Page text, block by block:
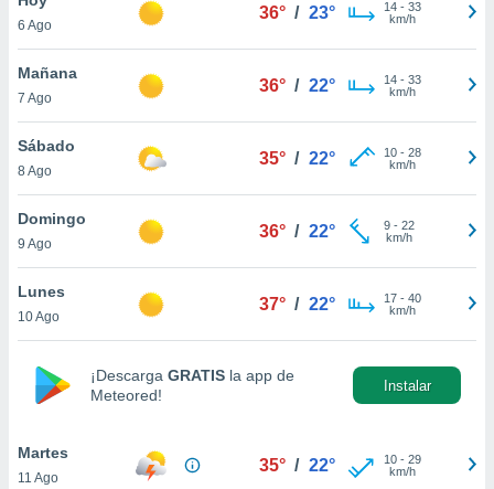
y
en
más
de
cookies
aceptar
6 Ago
36° / 23° 14- 33
km/h
Mañana
7 Ago
36° / 22° 14- 33
km/h
Sábado
8 Ago
35° / 22° 10- 28
km/h
Domingo
9 Ago
36° / 22° 9- 22
km/h
Lunes
10 Ago
37° / 22° 17- 40
km/h
¡Descarga GRATIS la app de
Meteored!
Instalar
Martes
11 Ago
35° / 22° 10- 29
km/h